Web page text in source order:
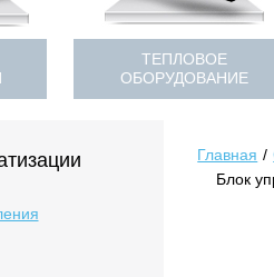
ТЕПЛОВОЕ
ОБОРУДОВАНИЕ
Главная
Блок